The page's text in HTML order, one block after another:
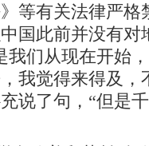
等有关法律严格
国此前并没有对
我们从现在开始
我觉得来得及，
说了句，“但是